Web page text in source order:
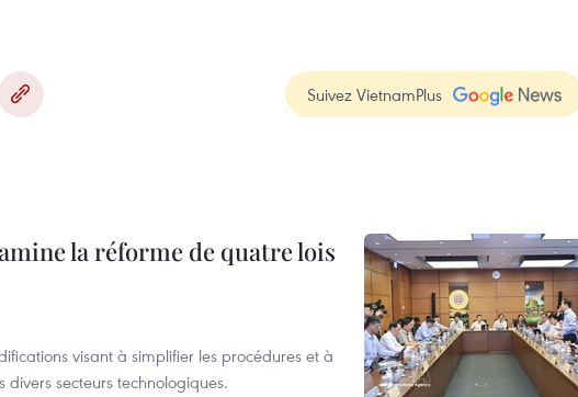
Suivez VietnamPlus
la réforme de quatre lois
visant à simplifier les procédures et à
secteurs technologiques.